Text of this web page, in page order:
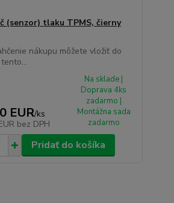
(senzor) tlaku TPMS, čierny
nákupu môžete vložiť do
EUR/ks
bez DPH
Na sklade |
Doprava 4ks
zadarmo |
Montážna sada
zadarmo
Pridať do košíka